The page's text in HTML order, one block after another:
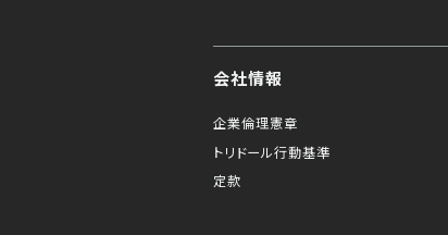
会社情報
企業倫理憲章
トリドール行動基準
定款